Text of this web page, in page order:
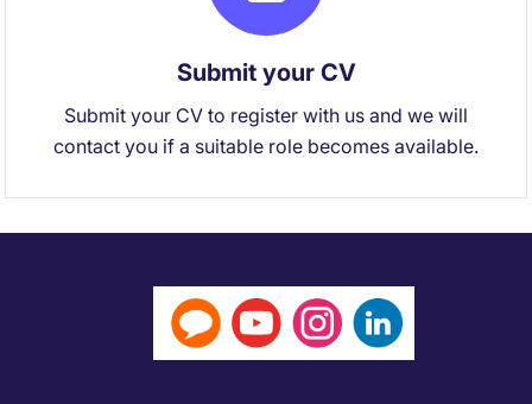
Submit your CV
Submit your CV to register with us and we will
contact you if a suitable role becomes available.